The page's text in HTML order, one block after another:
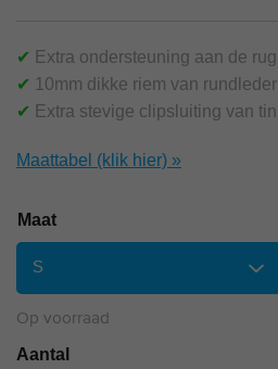
✔ Extra ondersteuning aan de rug
✔ 10mm dikke riem van rundleder
✔ Extra stevige clipsluiting van tin
Maattabel (klik hier) »
Maat
Op voorraad
Aantal